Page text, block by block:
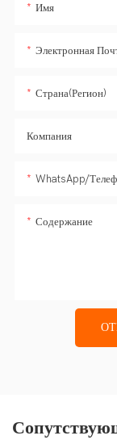
Имя
Электронная
Страна(регион)
Компания
WhatsApp/
Содержание